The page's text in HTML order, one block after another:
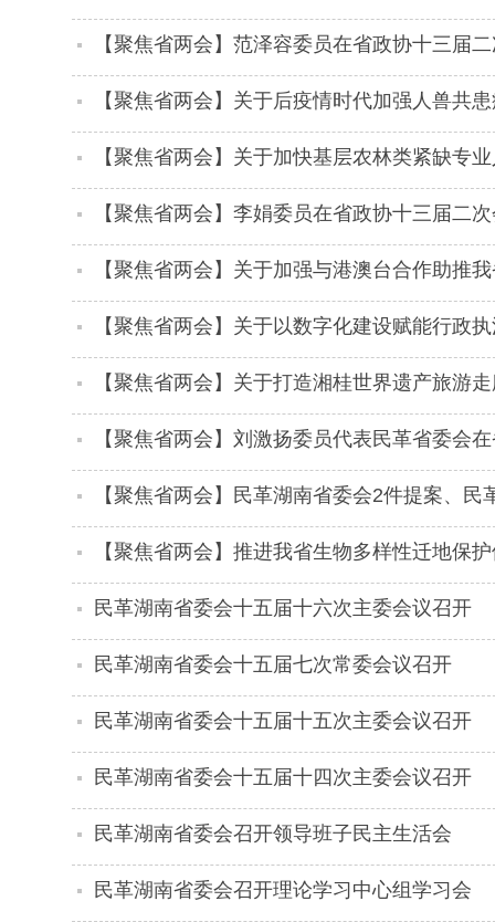
【聚焦省两会】范泽容委员在省政协十三届
【聚焦省两会】关于后疫情时代加强人兽
湖南省委会积极建言
【聚焦省两会】关于加快基层农林类紧缺
积极建言
【聚焦省两会】李娟委员在省政协十三届二
【聚焦省两会】关于加强与港澳台合作助推
议——民革湖南省委会积极建言
【聚焦省两会】关于以数字化建设赋能行
会积极建言
【聚焦省两会】关于打造湘桂世界遗产旅游
——民革湖南省委会建言献策
【聚焦省两会】刘激扬委员代表民革省委会
会发言
【聚焦省两会】民革湖南省委会2件提案、
案
【聚焦省两会】推进我省生物多样性迁地
策
民革湖南省委会十五届十六次主委会议召开
民革湖南省委会十五届七次常委会议召开
民革湖南省委会十五届十五次主委会议召开
民革湖南省委会十五届十四次主委会议召开
民革湖南省委会召开领导班子民主生活会
民革湖南省委会召开理论学习中心组学习会